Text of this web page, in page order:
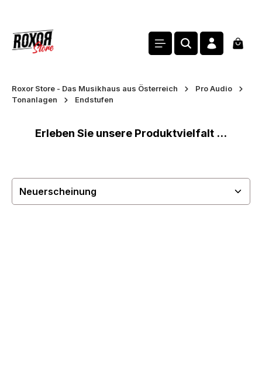
Roxor Store - Das Musikhaus aus Österreich
Pro Audio
Tonanlagen
Endstufen
Erleben Sie unsere Produktvielfalt ...